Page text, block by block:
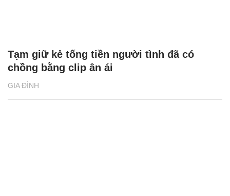
GIA ĐÌNH
Tạm giữ kẻ tống tiền người tình đã có
chồng bằng clip ân ái